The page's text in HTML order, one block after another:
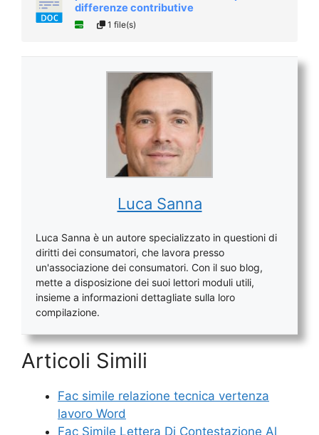
differenze contributive​
1 file(s)
Luca Sanna
Luca Sanna è un autore specializzato in questioni di
diritti dei consumatori, che lavora presso
un'associazione dei consumatori. Con il suo blog,
mette a disposizione dei suoi lettori moduli utili,
insieme a informazioni dettagliate sulla loro
compilazione.
Articoli Simili
Fac simile relazione tecnica vertenza
lavoro Word
Fac Simile Lettera Di Contestazione Al